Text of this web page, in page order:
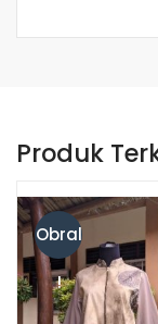
Produk
Obral
!